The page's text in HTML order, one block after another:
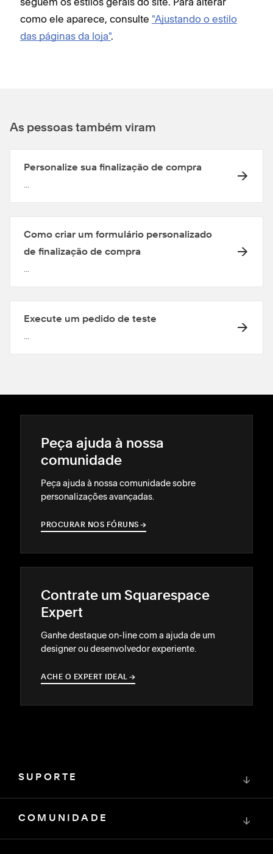
como ele aparece, consulte "Ajustando o estilo
das páginas da loja".
As pessoas também viram
Personalize sua finalização de compra
...
Como criar um formulário personalizado
de finalização de compra
...
Execute um pedido de teste
...
Peça ajuda à nossa
comunidade
Peça ajuda à nossa comunidade sobre
personalizações avançadas.
PROCURAR NOS FÓRUNS →
→
Contrate um Squarespace
Expert
Ganhe destaque on-line com a ajuda de um
designer ou desenvolvedor experiente.
ACHE O EXPERT IDEAL →
→
SUPORTE ↓
COMUNIDADE ↓